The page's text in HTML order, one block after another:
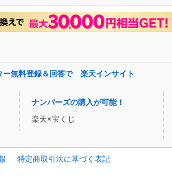
ー無料登録＆回答で 楽天インサイト
ナンバーズの購入が可能！
楽天×宝くじ
特定商取引法に基づく表記